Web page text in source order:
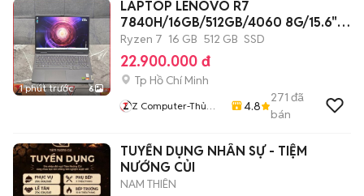
1 phút trước 6
LAPTOP LENOVO R7
7840H/16GB/512GB/4060 8G/15.6"
2K
Ryzen 7 16 GB 512 GB SSD
22.900.000 đ
Tp Hồ Chí Minh
Z Computer-Thủ
4.8
271 đã
bán
TUYỂN DỤNG NHÂN SỰ - TIỆM
NƯỚNG CỦI
NAM THIÊN